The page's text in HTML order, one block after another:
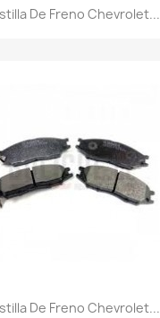
De Freno Chevrolet...
De Freno Chevrolet...